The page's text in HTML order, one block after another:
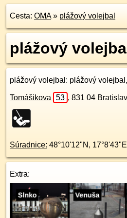
Cesta: OMA» plážový volejbal
plážový
plážový volejbal : plážový
Tomášikova 53 , 831 04
Súradnice: 48°10'12"N , 17°8'43"E
Extra: